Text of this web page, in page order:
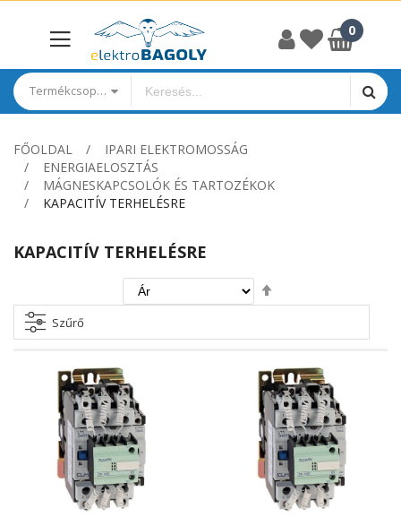
Termékcsoportok
FŐOLDAL
IPARI ELEKTROMOSSÁG
ENERGIAELOSZTÁS
MÁGNESKAPCSOLÓK ÉS TARTOZÉKOK
KAPACITÍV TERHELÉSRE
KAPACITÍV TERHELÉSRE
irány
Szűrő